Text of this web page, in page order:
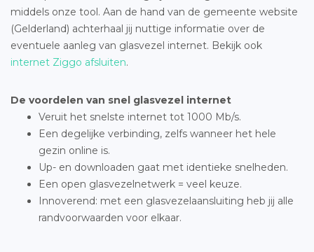
middels onze tool. Aan de hand van de gemeente website
(Gelderland) achterhaal jij nuttige informatie over de
eventuele aanleg van glasvezel internet. Bekijk ook
internet Ziggo afsluiten.
De voordelen van snel glasvezel internet
Veruit het snelste internet tot 1000 Mb/s.
Een degelijke verbinding, zelfs wanneer het hele
gezin online is.
Up- en downloaden gaat met identieke snelheden.
Een open glasvezelnetwerk = veel keuze.
Innoverend: met een glasvezelaansluiting heb jij alle
randvoorwaarden voor elkaar.